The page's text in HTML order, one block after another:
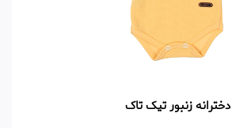
دخترانه زنبور تیک تاک